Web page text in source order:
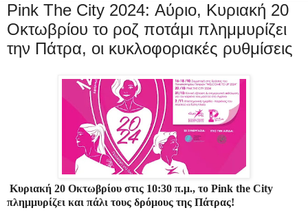
Pink The City 2024: Αύριο, Κυριακή 20
Οκτωβρίου το ροζ ποτάμι πλημμυρίζει
την Πάτρα, οι κυκλοφοριακές ρυθμίσεις
Κυριακή 20 Οκτωβρίου στις 10:30 π.μ., το Pink the City
πλημμυρίζει και πάλι τους δρόμους της Πάτρας!